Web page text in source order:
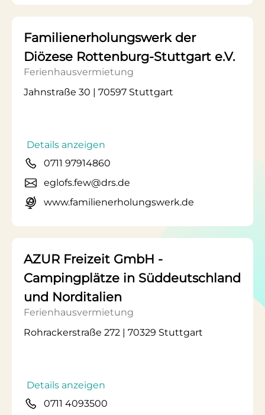
Familienerholungswerk der
Diözese Rottenburg-Stuttgart e.V.
Ferienhausvermietung
Jahnstraße 30 | 70597 Stuttgart
Details anzeigen
0711 97914860
eglofs.few@drs.de
www.familienerholungswerk.de
AZUR Freizeit GmbH -
Campingplätze in Süddeutschland
und Norditalien
Ferienhausvermietung
Rohrackerstraße 272 | 70329 Stuttgart
Details anzeigen
0711 4093500